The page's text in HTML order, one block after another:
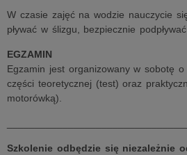
W czasie zajęć na wodzie nauczycie
pływać w ślizgu, bezpiecznie
EGZAMIN
Egzamin jest organizowany w sobotę
części teoretycznej (test) oraz
motorówką).
Szkolenie odbędzie się niezależnie